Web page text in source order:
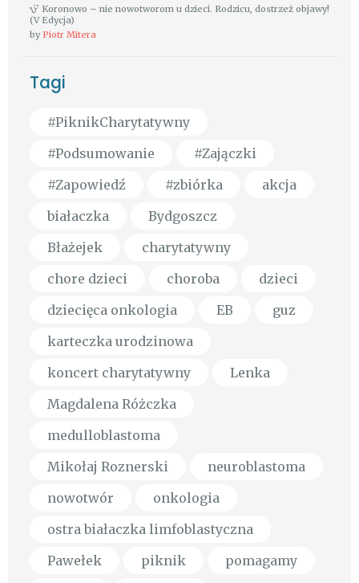
Koronowo – nie nowotworom u dzieci. Rodzicu, dostrzeż objawy!
(V Edycja)
by Piotr Mitera
Tagi
#PiknikCharytatywny
#Podsumowanie
#Zajączki
#Zapowiedź
#zbiórka
akcja
białaczka
Bydgoszcz
Błażejek
charytatywny
chore dzieci
choroba
dzieci
dziecięca onkologia
EB
guz
karteczka urodzinowa
koncert charytatywny
Lenka
Magdalena Różczka
medulloblastoma
Mikołaj Roznerski
neuroblastoma
nowotwór
onkologia
ostra białaczka limfoblastyczna
Pawełek
piknik
pomagamy